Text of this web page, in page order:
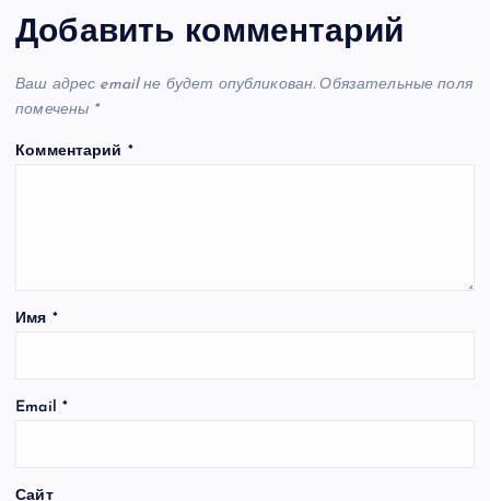
Добавить комментарий
Ваш адрес email не будет опубликован. Обязательные поля
помечены *
Комментарий *
Имя *
Email *
Сайт